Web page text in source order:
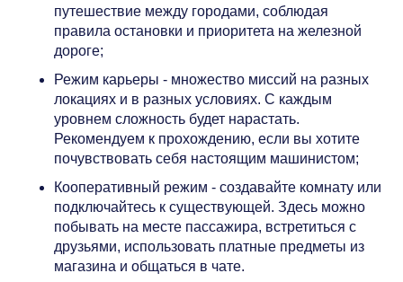
путешествие между городами, соблюдая
правила остановки и приоритета на железной
дороге;
Режим карьеры - множество миссий на разных
локациях и в разных условиях. С каждым
уровнем сложность будет нарастать.
Рекомендуем к прохождению, если вы хотите
почувствовать себя настоящим машинистом;
Кооперативный режим - создавайте комнату или
подключайтесь к существующей. Здесь можно
побывать на месте пассажира, встретиться с
друзьями, использовать платные предметы из
магазина и общаться в чате.